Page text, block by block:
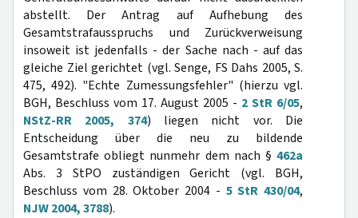
abstellt. Der Antrag auf Aufhebung des
Gesamtstrafausspruchs und Zurückverweisung
insoweit ist jedenfalls - der Sache nach - auf das
gleiche Ziel gerichtet (vgl. Senge, FS Dahs 2005, S.
475, 492). "Echte Zumessungsfehler" (hierzu vgl.
BGH, Beschluss vom 17. August 2005 - 2 StR 6/05,
NStZ-RR 2005, 374) liegen nicht vor. Die
Entscheidung über die neu zu bildende
Gesamtstrafe obliegt nunmehr dem nach § 462a
Abs. 3 StPO zuständigen Gericht (vgl. BGH,
Beschluss vom 28. Oktober 2004 - 5 StR 430/04,
NJW 2004, 3788).